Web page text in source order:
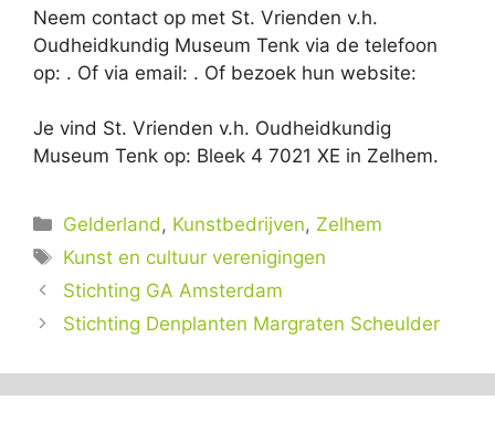
Neem contact op met St. Vrienden v.h.
Oudheidkundig Museum Tenk via de telefoon
op: . Of via email: . Of bezoek hun website:
Je vind St. Vrienden v.h. Oudheidkundig
Museum Tenk op: Bleek 4 7021 XE in Zelhem.
Categorieën
Gelderland, Kunstbedrijven, Zelhem
Tags
Kunst en cultuur verenigingen
Stichting GA Amsterdam
Stichting Denplanten Margraten Scheulder